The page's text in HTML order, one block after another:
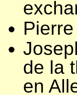
de la
en